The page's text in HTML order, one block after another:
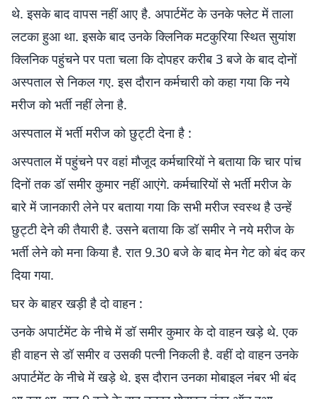
थे. इसके बाद वापस नहीं आए है. अपार्टमेंट के उनके फ्लेट में ताला
लटका हुआ था. इसके बाद उनके क्लिनिक मटकुरिया स्थित सुयांश
क्लिनिक पहुंचने पर पता चला कि दोपहर करीब 3 बजे के बाद दोनों
अस्पताल से निकल गए. इस दौरान कर्मचारी को कहा गया कि नये
मरीज को भर्ती नहीं लेना है.
अस्पताल में भर्ती मरीज को छुट्टी देना है :
अस्पताल में पहुंचने पर वहां मौजूद कर्मचारियों ने बताया कि चार पांच
दिनों तक डॉ समीर कुमार नहीं आएंगे. कर्मचारियों से भर्ती मरीज के
बारे में जानकारी लेने पर बताया गया कि सभी मरीज स्वस्थ है उन्हें
छुट्टी देने की तैयारी है. उसने बताया कि डॉ समीर ने नये मरीज के
भर्ती लेने को मना किया है. रात 9.30 बजे के बाद मेन गेट को बंद कर
दिया गया.
घर के बाहर खड़ी है दो वाहन :
उनके अपार्टमेंट के नीचे में डॉ समीर कुमार के दो वाहन खड़े थे. एक
ही वाहन से डॉ समीर व उसकी पत्नी निकली है. वहीं दो वाहन उनके
अपार्टमेंट के नीचे में खड़े थे. इस दौरान उनका मोबाइल नंबर भी बंद